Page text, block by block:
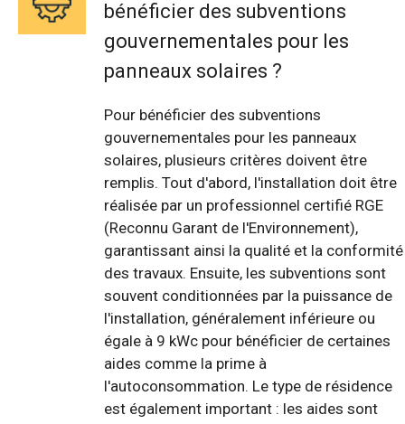
bénéficier des subventions
gouvernementales pour les
panneaux solaires ?
Pour bénéficier des subventions
gouvernementales pour les panneaux
solaires, plusieurs critères doivent être
remplis. Tout d'abord, l'installation doit être
réalisée par un professionnel certifié RGE
(Reconnu Garant de l'Environnement),
garantissant ainsi la qualité et la conformité
des travaux. Ensuite, les subventions sont
souvent conditionnées par la puissance de
l'installation, généralement inférieure ou
égale à 9 kWc pour bénéficier de certaines
aides comme la prime à
l'autoconsommation. Le type de résidence
est également important : les aides sont